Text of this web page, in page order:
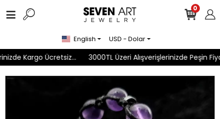
Kargo Ücretsiz... 3000TL Üzeri Alışverişlerinizde Peşin
0
English USD - Dolar